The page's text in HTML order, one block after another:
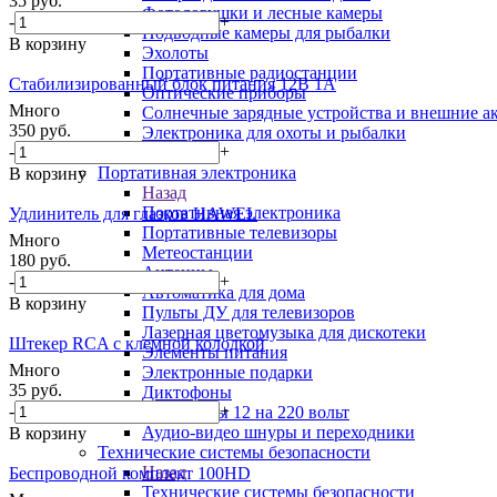
Фотоловушки и лесные камеры
Подводные камеры для рыбалки
Эхолоты
Портативные радиостанции
Оптические приборы
Солнечные зарядные устройства и внешние
Электроника для охоты и рыбалки
Портативная электроника
Назад
Портативная электроника
Портативные телевизоры
Метеостанции
Антенны
Автоматика для дома
Пульты ДУ для телевизоров
Лазерная цветомузыка для дискотеки
Элементы питания
Электронные подарки
Диктофоны
Инверторы 12 на 220 вольт
Аудио-видео шнуры и переходники
Технические системы безопасности
Назад
Технические системы безопасности
-
+
В корзину
Стабилизированный блок питания 12В 1A
Много
350 руб.
-
+
В корзину
Удлинитель для глазков HAWEL
Много
180 руб.
-
+
В корзину
Штекер RCA с клемной колодкой
Много
35 руб.
-
+
В корзину
Беспроводной комплект 100HD